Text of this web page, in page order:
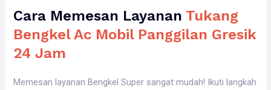
Cara Memesan Layanan Tukang
Bengkel Ac Mobil Panggilan Gresik
24 Jam
Memesan layanan Bengkel Super sangat mudah! Ikuti langkah